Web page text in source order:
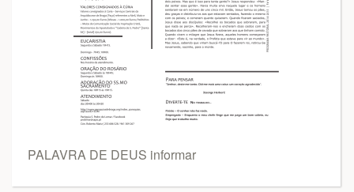
PALAVRA DE DEUS informar